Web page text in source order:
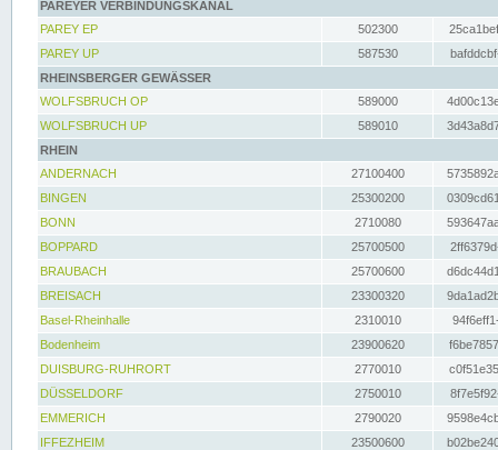
PAREYER VERBINDUNGSKANAL
PAREY EP
502300
PAREY UP
587530
RHEINSBERGER GEWÄSSER
WOLFSBRUCH OP
589000
WOLFSBRUCH UP
589010
RHEIN
ANDERNACH
27100400
BINGEN
25300200
BONN
2710080
BOPPARD
25700500
BRAUBACH
25700600
BREISACH
23300320
Basel-Rheinhalle
2310010
Bodenheim
23900620
DUISBURG-RUHRORT
2770010
DÜSSELDORF
2750010
EMMERICH
2790020
IFFEZHEIM
23500600